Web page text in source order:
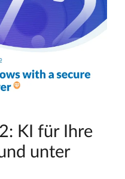
KI für Ihre
unter